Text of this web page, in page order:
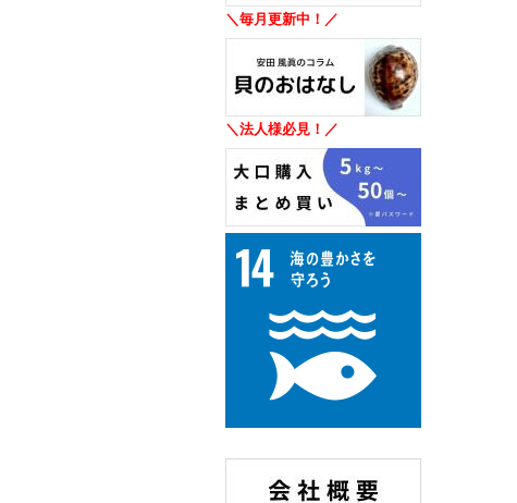
＼毎月更新中！／
＼法人様必見！／